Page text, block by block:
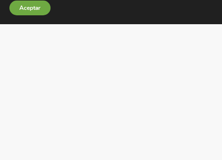
Política de privacidad
Aceptar